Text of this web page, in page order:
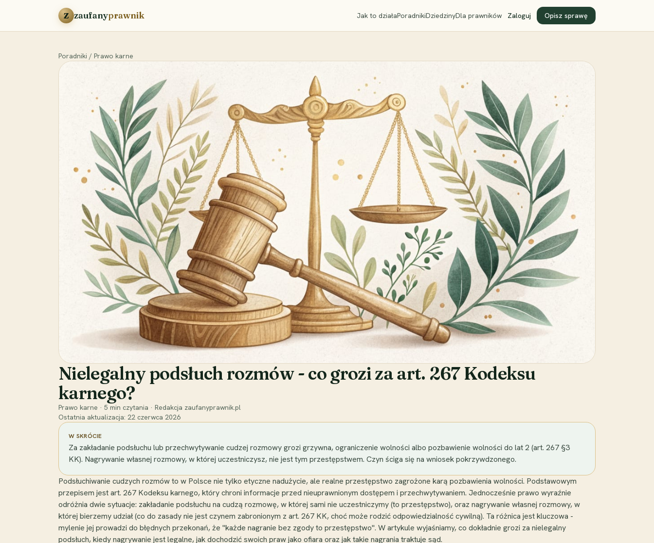
Przejdź do treści
Z zaufanyprawnik Jak to działaPoradnikiDziedzinyDla prawników Zaloguj Opisz sprawę
Poradniki / Prawo karne
Nielegalny podsłuch rozmów - co grozi za art. 267 Kodeksu
karnego?
Prawo karne · 5 min czytania · Redakcja zaufanyprawnik.pl
Ostatnia aktualizacja: 22 czerwca 2026
W SKRÓCIE
Za zakładanie podsłuchu lub przechwytywanie cudzej rozmowy grozi grzywna, ograniczenie wolności albo pozbawienie wolności do lat 2 (art. 267 §3
KK). Nagrywanie własnej rozmowy, w której uczestniczysz, nie jest tym przestępstwem. Czyn ściga się na wniosek pokrzywdzonego.
Podsłuchiwanie cudzych rozmów to w Polsce nie tylko etyczne nadużycie, ale realne przestępstwo zagrożone karą pozbawienia wolności. Podstawowym
przepisem jest art. 267 Kodeksu karnego, który chroni informacje przed nieuprawnionym dostępem i przechwytywaniem. Jednocześnie prawo wyraźnie
odróżnia dwie sytuacje: zakładanie podsłuchu na cudzą rozmowę, w której sami nie uczestniczymy (to przestępstwo), oraz nagrywanie własnej rozmowy, w
której bierzemy udział (co do zasady nie jest czynem zabronionym z art. 267 KK, choć może rodzić odpowiedzialność cywilną). Ta różnica jest kluczowa -
mylenie jej prowadzi do błędnych przekonań, że "każde nagranie bez zgody to przestępstwo". W artykule wyjaśniamy, co dokładnie grozi za nielegalny
podsłuch, kiedy nagrywanie jest legalne, jak dochodzić swoich praw jako ofiara oraz jak takie nagrania traktuje sąd.